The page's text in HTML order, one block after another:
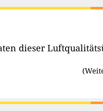
dieser
(